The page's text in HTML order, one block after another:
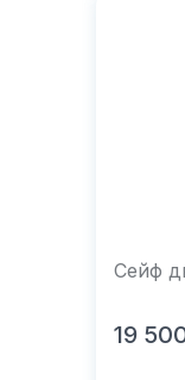
Сейф
В
19